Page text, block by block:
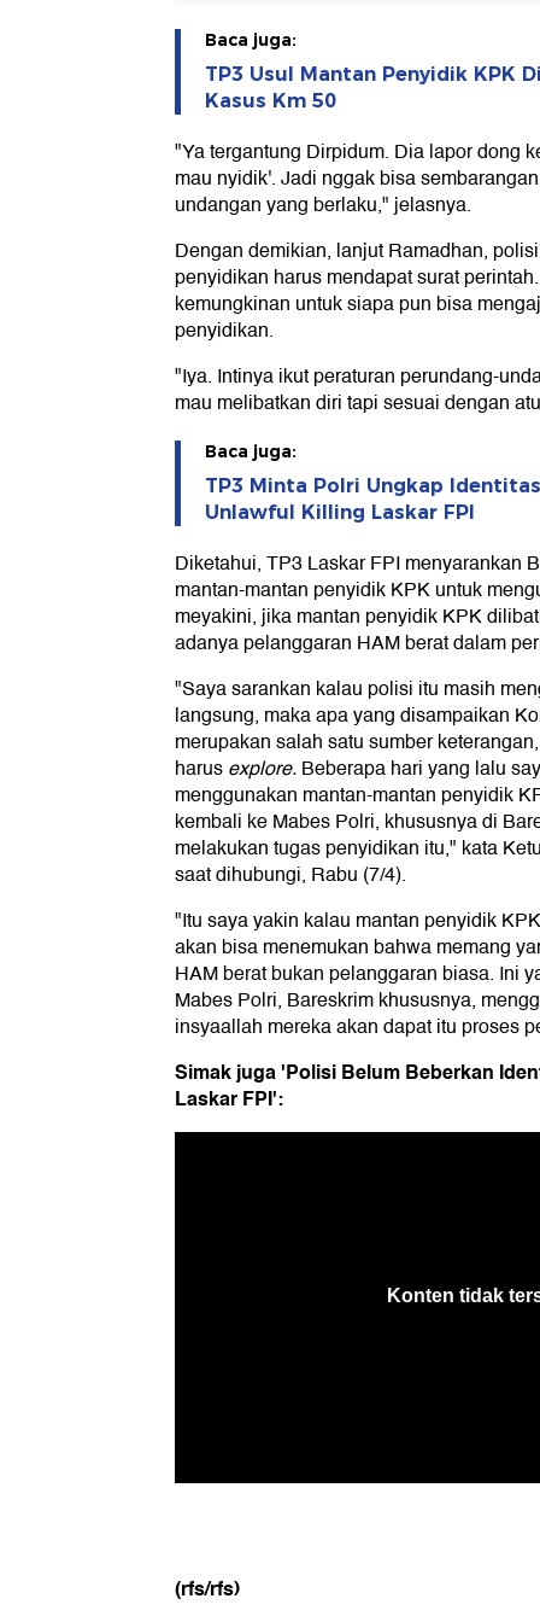
Baca juga:
TP3 Usul Mantan Penyidik KPK
Kasus Km 50
"Ya tergantung Dirpidum. Dia lapor dong
mau nyidik'. Jadi nggak bisa
undangan yang berlaku," jelasnya.
Dengan demikian, lanjut Ramadhan,
penyidikan harus mendapat surat
kemungkinan untuk siapa pun bisa
penyidikan.
"Iya. Intinya ikut peraturan perundang-
mau melibatkan diri tapi sesuai dengan
Baca juga:
TP3 Minta Polri Ungkap
Unlawful Killing Laskar FPI
Diketahui, TP3 Laskar FPI menyarankan
mantan-mantan penyidik KPK untuk
meyakini, jika mantan penyidik KPK
adanya pelanggaran HAM berat dalam
"Saya sarankan kalau polisi itu masih
langsung, maka apa yang disampaikan
merupakan salah satu sumber
harusexplore.Beberapa hari yang lalu
menggunakan mantan-mantan penyidik
kembali ke Mabes Polri, khususnya di
melakukan tugas penyidikan itu," kata
saat dihubungi, Rabu (7/4).
"Itu saya yakin kalau mantan penyidik
akan bisa menemukan bahwa memang
HAM berat bukan pelanggaran biasa. Ini
Mabes Polri, Bareskrim khususnya,
insyaallah mereka akan dapat itu proses
Simak juga 'Polisi Belum Beberkan
Laskar FPI':
(rfs/rfs)